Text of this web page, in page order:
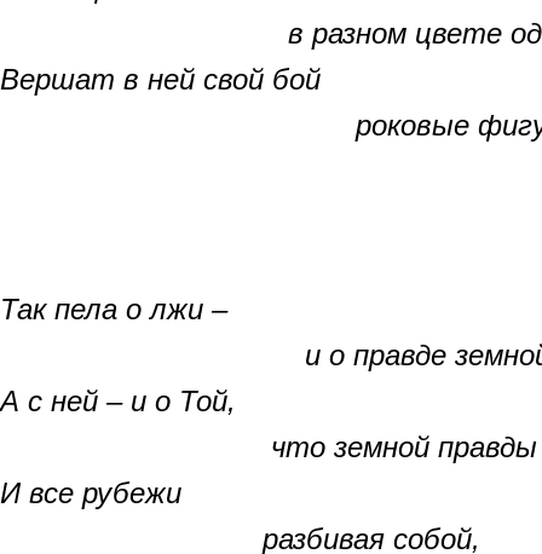
в разном цвете
Вершат в ней свой бой
роковые
Так пела о лжи –
и о правде
А с ней – и о Той,
что земной правды
И все рубежи
разбивая собой,